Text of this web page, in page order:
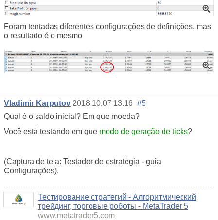
Foram tentadas diferentes configurações de definições, mas
o resultado é o mesmo
Vladimir Karputov 2018.10.07 13:16 #5
Qual é o saldo inicial? Em que moeda?
Você está testando em que modo de geração de ticks?
(Captura de tela: Testador de estratégia - guia
Configurações).
Тестирование стратегий - Алгоритмический
трейдинг, торговые роботы - MetaTrader 5
www.metatrader5.com